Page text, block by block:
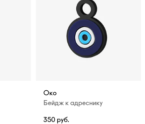
Око
Бейдж к адреснику
350 руб.